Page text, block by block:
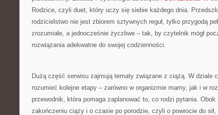
Rodzice, czyli duet, który uczy się siebie każdego dnia.
rodzicielstwo nie jest zbiorem sztywnych reguł, tylko przygodą
zrozumiałe, a jednocześnie życzliwe – tak, by czytelnik mógł
rozwiązania adekwatne do swojej codzienności.
Dużą część serwisu zajmują tematy związane z ciążą. W dziale
rozumieć kolejne etapy – zarówno w organizmie mamy, jak i w
przewodnik, która pomaga zaplanować to, co rodzi pytania.
zakończeniu ciąży i o czasie po porodzie, czyli o powrocie do